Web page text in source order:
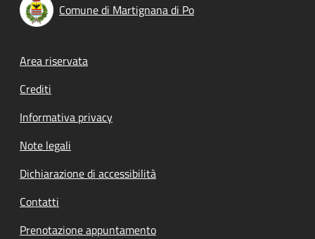
Comune di Martignana di Po
Footer menu
Area riservata
Crediti
Informativa privacy
Note legali
Dichiarazione di accessibilità
Contatti
Prenotazione appuntamento